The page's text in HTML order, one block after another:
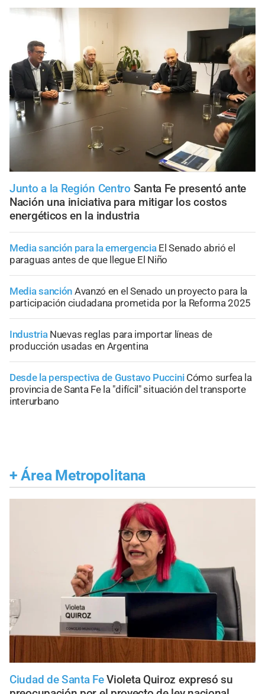
Junto a la Región Centro Santa Fe presentó ante
Nación una iniciativa para mitigar los costos
energéticos en la industria
Media sanción para la emergencia El Senado abrió el
paraguas antes de que llegue El Niño
Media sanción Avanzó en el Senado un proyecto para la
participación ciudadana prometida por la Reforma 2025
Industria Nuevas reglas para importar líneas de
producción usadas en Argentina
Desde la perspectiva de Gustavo Puccini Cómo surfea la
provincia de Santa Fe la "difícil" situación del transporte
interurbano
+ Área Metropolitana
Ciudad de Santa Fe Violeta Quiroz expresó su